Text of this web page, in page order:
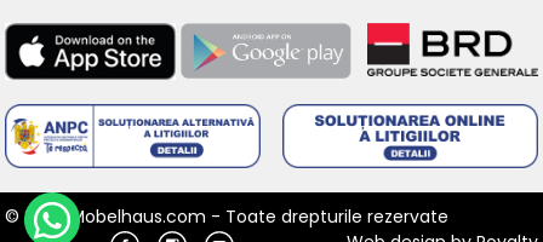
© 2026 Mobelhaus.com - Toate drepturile rezervate